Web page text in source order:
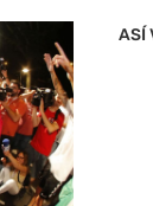
ASÍ